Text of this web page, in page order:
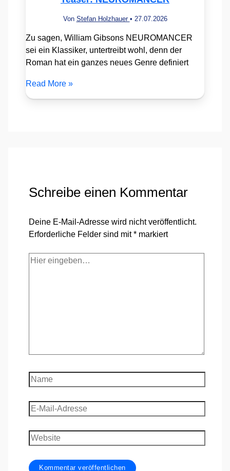
Von Stefan Holzhauer • 27.07.2026
Zu sagen, William Gibsons NEUROMANCER
sei ein Klassiker, untertreibt wohl, denn der
Roman hat ein ganzes neues Genre definiert
Read More »
Schreibe einen Kommentar
Deine E-Mail-Adresse wird nicht veröffentlicht.
Erforderliche Felder sind mit* markiert
Hier
Name
E-
Mail-
Adresse
Website